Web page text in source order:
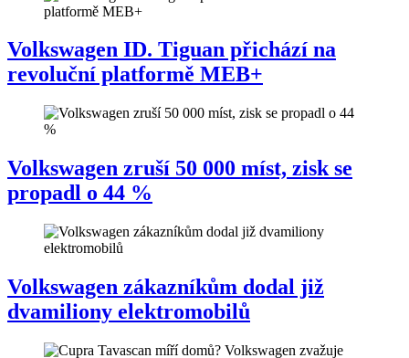
Volkswagen ID. Tiguan přichází na
revoluční platformě MEB+
Volkswagen zruší 50 000 míst, zisk se
propadl o 44 %
Volkswagen zákazníkům dodal již
dvamiliony elektromobilů